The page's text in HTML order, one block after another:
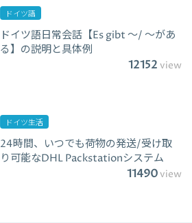
ドイツ語
ドイツ語日常会話【Es gibt ～/ ～があ
る】の説明と具体例
12152 view
ドイツ生活
24時間、いつでも荷物の発送/受け取
り可能なDHL Packstationシステム
11490view